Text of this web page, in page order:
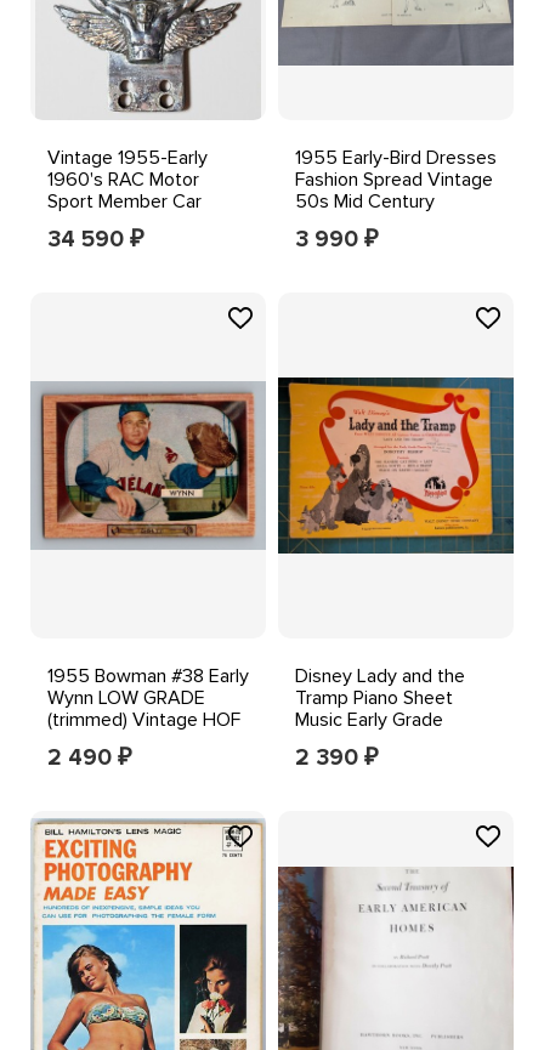
Vintage 1955-Early
1960's RAC Motor
Sport Member Car
Badge Auto Emblem
Type 2A
34 590 ₽
1955 Early-Bird Dresses
Fashion Spread Vintage
50s Mid Century
Illustration
3 990 ₽
1955 Bowman #38 Early
Wynn LOW GRADE
(trimmed) Vintage HOF
Baseball Card
2 490 ₽
Disney Lady and the
Tramp Piano Sheet
Music Early Grade
Vintage 1955 - see pics
2 390 ₽